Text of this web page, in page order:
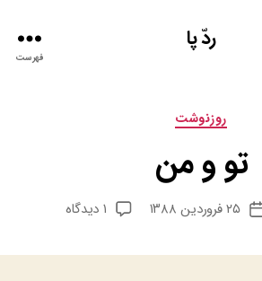
ردّ پا
فهرست
دسته‌ها
روزنوشت
تو و من
تاریخ
۲۵ فروردین ۱۳۸۸ ۱ دیدگاه
برای